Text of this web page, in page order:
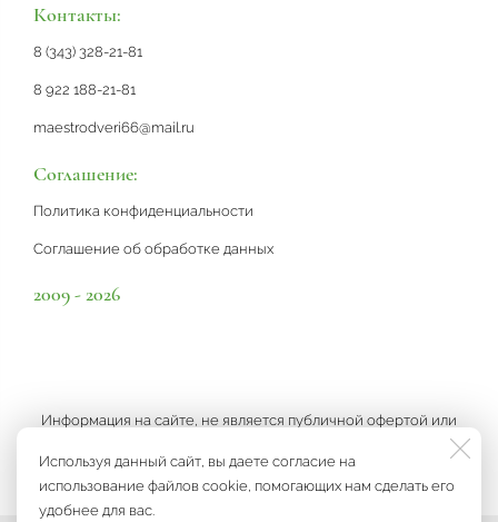
Используя данный сайт, вы даете согласие на
использование файлов cookie, помогающих нам сделать его
удобнее для вас.
Контакты:
8 (343) 328-21-81
8 922 188-21-81
maestrodveri66@mail.ru
Соглашение:
Политика конфиденциальности
Соглашение об обработке данных
2009 - 2026
Информация на сайте, не является публичной офертой или
рекламой, а носит информационный характер и может быть
изменена по усмотрению компании.